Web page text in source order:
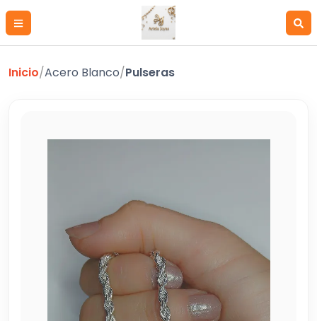
Inicio/Acero Blanco/Pulseras